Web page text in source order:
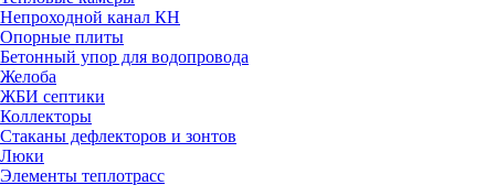
Непроходной канал КН
Опорные плиты
Бетонный упор для водопровода
Желоба
ЖБИ септики
Коллекторы
Стаканы дефлекторов и зонтов
Люки
Элементы теплотрасс